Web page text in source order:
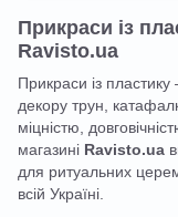
Прикраси із
Ravisto.ua
Прикраси із
декору трун,
міцністю,
магазині Ravisto.ua
для ритуальних
всій Україні.